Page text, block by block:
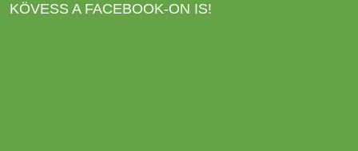
KÖVESS A FACEBOOK-ON IS!